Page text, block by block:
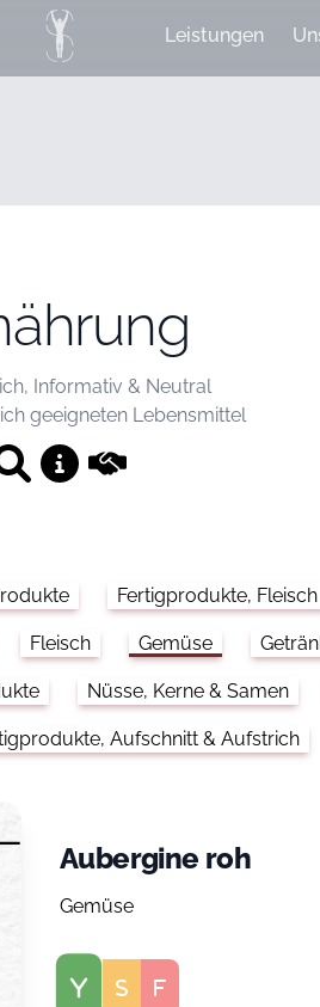
Leistungen
Informativ & Neutral
geeigneten Lebensmittel
Fertigprodukte, Fleisch
Fleisch Gemüse
Nüsse, Kerne & Samen
Aufschnitt & Aufstrich
Aubergine roh
Gemüse
Score